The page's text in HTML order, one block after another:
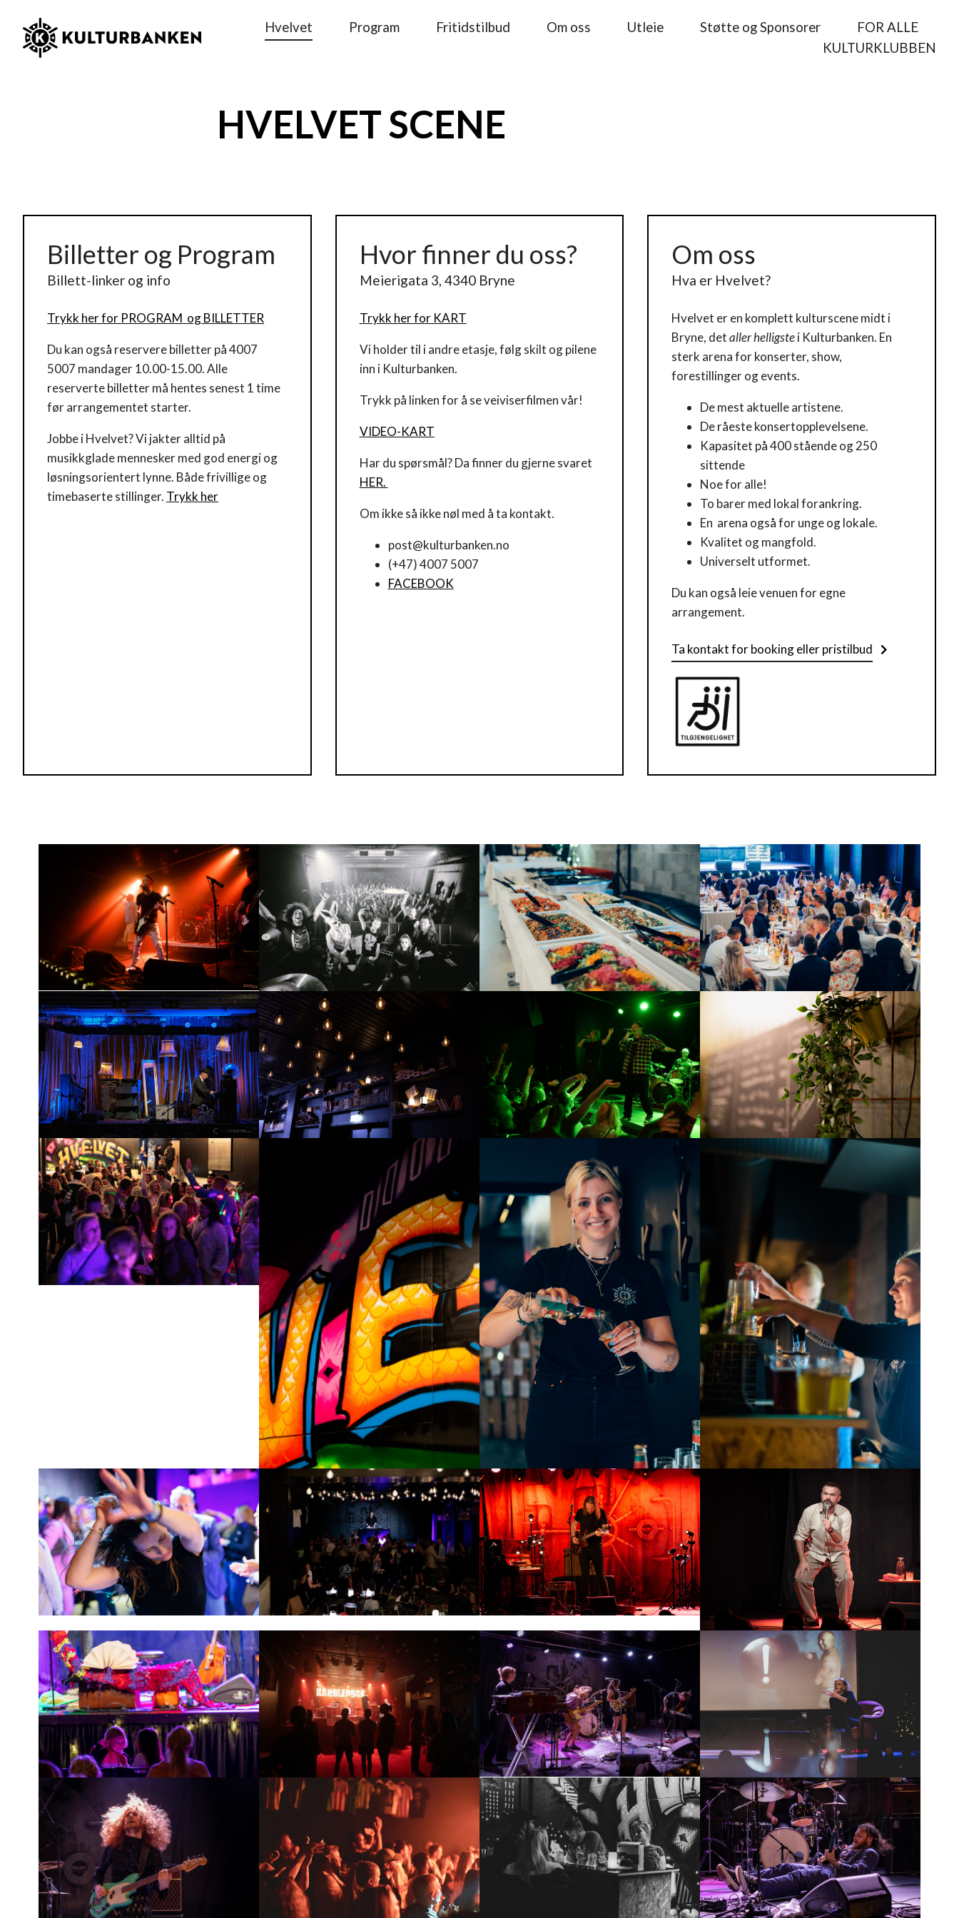
Hvelvet Program Fritidstilbud Om oss Utleie Støtte og Sponsorer
FOR ALLE
KULTURKLUBBEN
HVELVET SCENE
Billetter og Program
Billett-linker og info
Trykk her for PROGRAM og BILLETTER
Du kan også reservere billetter på 4007
5007 mandager 10.00-15.00. Alle
reserverte billetter må hentes senest 1 time
før arrangementet starter.
Jobbe i Hvelvet? Vi jakter alltid på
musikkglade mennesker med god energi og
løsningsorientert lynne. Både frivillige og
timebaserte stillinger. Trykk her
Hvor finner du oss?
Meierigata 3, 4340 Bryne
Trykk her for KART
Vi holder til i andre etasje, følg skilt og pilene
inn i Kulturbanken.
Trykk på linken for å se veiviserfilmen vår!
VIDEO-KART
Har du spørsmål? Da finner du gjerne svaret
HER.
Om ikke så ikke nøl med å ta kontakt.
post@kulturbanken.no
(+47) 4007 5007
FACEBOOK
Om oss
Hva er Hvelvet?
Hvelvet er en komplett kulturscene midt i
Bryne, detaller helligstei Kulturbanken. En
sterk arena for konserter, show,
forestillinger og events.
De mest aktuelle artistene.
De råeste konsertopplevelsene.
Kapasitet på 400 stående og 250
sittende
Noe for alle!
To barer med lokal forankring.
En arena også for unge og lokale.
Kvalitet og mangfold.
Universelt utformet.
Du kan også leie venuen for egne
arrangement.
Ta kontakt for booking eller pristilbud